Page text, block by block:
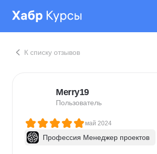
К списку отзывов
Merry19
Пользователь
май 2024
Профессия Менеджер проектов